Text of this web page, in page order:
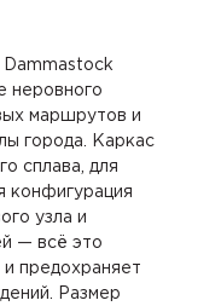
неровного
маршрутов и
города. Каркас
сплава, для
конфигурация
узла и
— всё это
и предохраняет
Размер